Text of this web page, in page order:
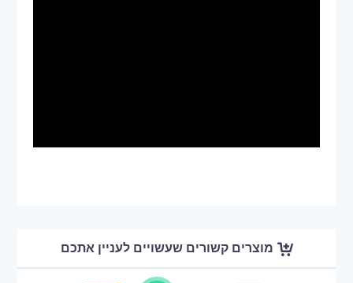
מוצרים קשורים שעשויים לעניין אתכם